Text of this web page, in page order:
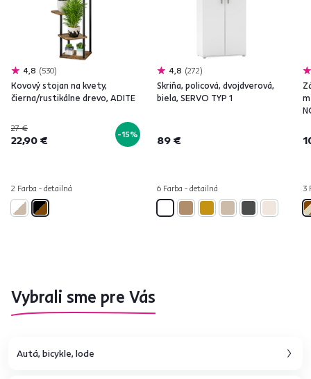
4,8 530
Kovový stojan na kvety,
čierna/rustikálne drevo, ADITE
27 €
22,90 € -15%
2 Farba - detailná
4,8 272
Skriňa, policová, dvojdverová,
biela, SERVO TYP 1
89 €
6 Farba - detailná 3
Vybrali sme pre Vás
Autá, bicykle, lode